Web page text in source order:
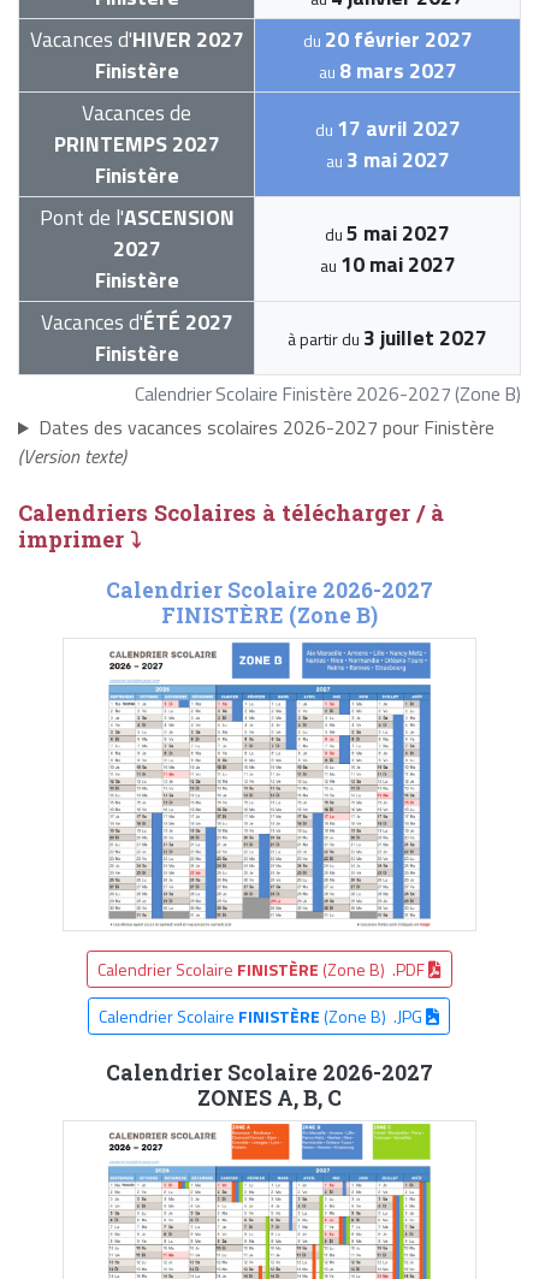
Calendrier Scolaire Finistère 2026-2027 (Zone B)
Vacances d'HIVER 2027
Finistère
du 20 février 2027
au 8 mars 2027
Vacances de
PRINTEMPS 2027
Finistère
du 17 avril 2027
au 3 mai 2027
Pont de l'ASCENSION
2027
Finistère
du5 mai 2027
au 10 mai 2027
Vacances d'ÉTÉ 2027
Finistère
à partir du 3 juillet 2027
Dates des vacances scolaires 2026-2027 pour Finistère
(Version texte)
Calendriers Scolaires à télécharger / à
imprimer ⤵
Calendrier Scolaire 2026-2027
FINISTÈRE (Zone B)
Calendrier Scolaire FINISTÈRE (Zone B) .PDF
Calendrier Scolaire FINISTÈRE(Zone B) .JPG
Calendrier Scolaire 2026-2027
ZONES A, B, C